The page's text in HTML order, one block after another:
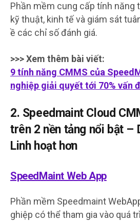
Phần mềm cung cấp tính năng
kỹ thuật, kinh tế và giám sát
ề các chỉ số đánh giá.
>>> Xem thêm bài viết:
9 tính năng CMMS của
nghiệp giải quyết tới 70% vấn
2. Speedmaint Cloud
trên 2 nền tảng nổi bật –
Linh hoạt hơn
SpeedMaint Web App
Phần mềm Speedmaint
ghiệp có thể tham gia vào quá